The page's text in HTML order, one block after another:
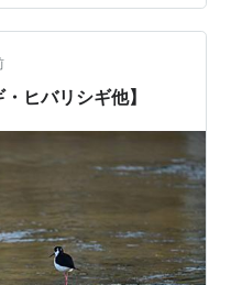
、リュウキュウコノハ
も初見を見せてもらい
近くです。
ヒバリシギ他】